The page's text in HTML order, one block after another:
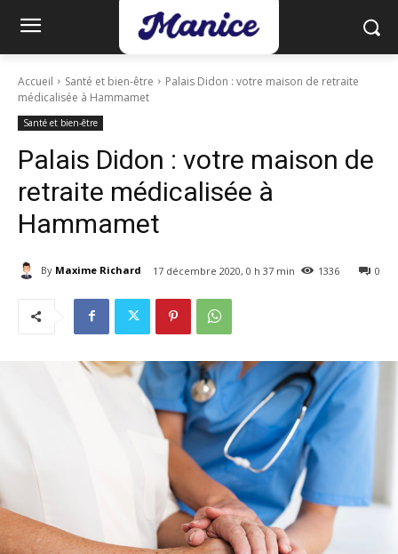
Accueil Santé et bien-être
Palais Didon : votre maison de retraite
médicalisée à Hammamet
Santé et bien-être
Palais Didon : votre maison de
retraite médicalisée à
Hammamet
By Maxime Richard 17 décembre 2020, 0 h 37 min 0
1336